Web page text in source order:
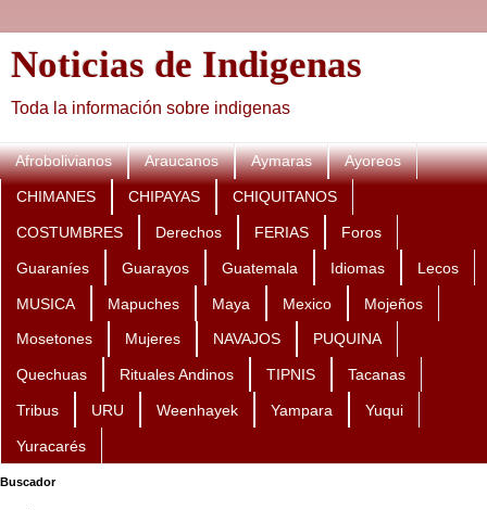
Noticias de Indigenas
Toda la información sobre indigenas
Afrobolivianos Araucanos Aymaras Ayoreos
CHIMANES CHIPAYAS CHIQUITANOS
COSTUMBRES Derechos FERIAS Foros
Guaraníes Guarayos Guatemala Idiomas Lecos
MUSICA Mapuches Maya Mexico Mojeños
Mosetones Mujeres NAVAJOS PUQUINA
Quechuas Rituales Andinos TIPNIS Tacanas
Tribus URU Weenhayek Yampara Yuqui
Yuracarés
Buscador